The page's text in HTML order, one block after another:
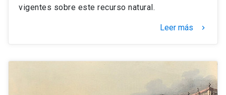
vigentes sobre este recurso natural.
Leer más keyboard_arrow_right